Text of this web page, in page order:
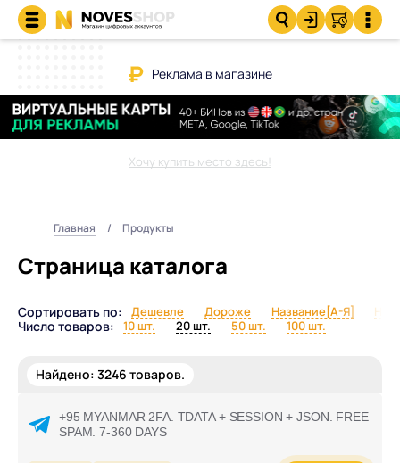
Реклама в магазине
Хочу купить место здесь!
Главная Продукты
Страница каталога
Сортировать по: Дешевле Дороже Название[А-Я]
Число товаров: 10 шт. 20 шт. 50 шт. 100 шт.
Найдено: 3246 товаров.
+95 MYANMAR 2FA. TDATA + SESSION + JSON. FREE
SPAM. 7-360 DAYS